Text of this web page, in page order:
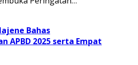
Bahas
APBD 2025 serta Empat